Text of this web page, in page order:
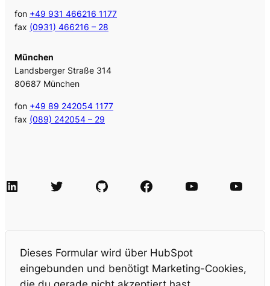
fon +49 931 466216 1177
fax (0931) 466216 – 28
München
Landsberger Straße 314
80687 München
fon +49 89 242054 1177
fax (089) 242054 – 29
LinkedIn Twitter GitHub Facebook Agile Videos Tech-Videos
Dieses Formular wird über HubSpot
eingebunden und benötigt Marketing-Cookies,